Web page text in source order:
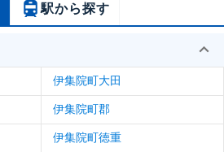
駅から探す
伊集院町大田
伊集院町郡
伊集院町徳重